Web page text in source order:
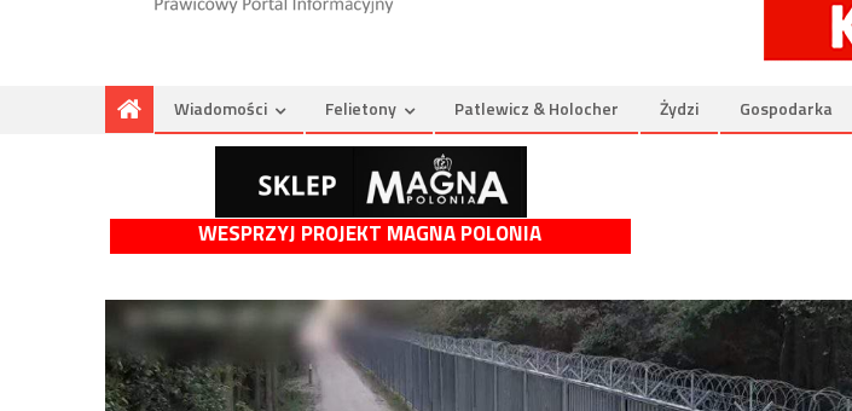
Wiadomości Felietony Patlewicz & Holocher Żydzi Gospodarka
WESPRZYJ PROJEKT MAGNA POLONIA